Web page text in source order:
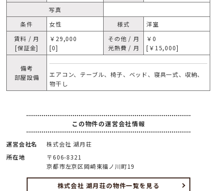
写真
条件
女性 様式
洋室
賃料 / 月
[保証金]
￥29,000
[0]
その他 / 月
光熱費 / 月
￥0
[￥15,000]
備考
部屋設備
エアコン、テーブル、椅子、ベッド、寝具一式、収納、
物干し
この物件の運営会社情報
運営会社名
株式会社 湖月荘
所在地
〒606-8321
京都市左京区岡崎東福ノ川町19
株式会社 湖月荘の物件一覧を見る